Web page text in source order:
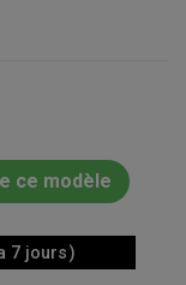
ce modèle
7 jours )